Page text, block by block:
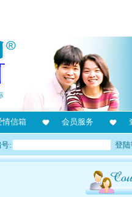
情信箱 会员服务
: 登